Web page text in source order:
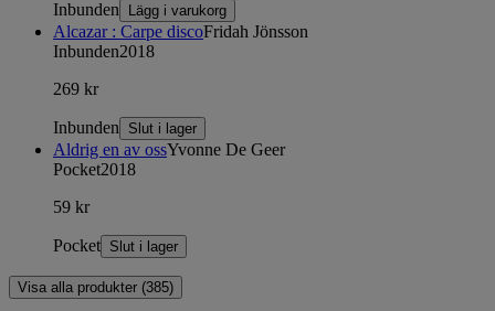
Inbunden Lägg i varukorg
Alcazar : Carpe discoFridah Jönsson
Inbunden2018
269 kr
Inbunden Slut i lager
Aldrig en av ossYvonne De Geer
Pocket2018
59 kr
Pocket Slut i lager
Visa alla produkter (385)